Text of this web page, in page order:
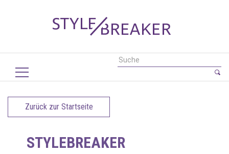
Zurück zur Startseite
STYLEBREAKER